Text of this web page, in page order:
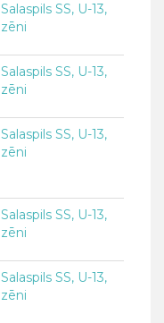
Salaspils SS, U-13,
zēni
Salaspils SS, U-13,
zēni
Salaspils SS, U-13,
zēni
Salaspils SS, U-13,
zēni
Salaspils SS, U-13,
zēni